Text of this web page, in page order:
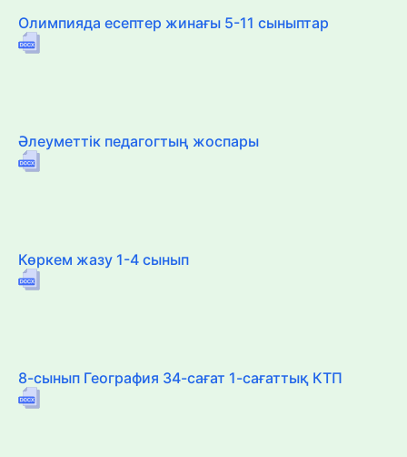
Олимпияда есептер жинағы 5-11 сыныптар
Әлеуметтік педагогтың жоспары
Көркем жазу 1-4 сынып
8-сынып География 34-сағат 1-сағаттық КТП